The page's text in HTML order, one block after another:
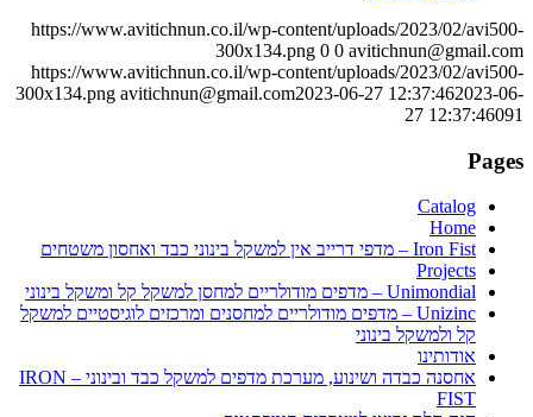
https://www.avitichnun.co.il/wp-content/uploads/2023/02/avi500-
300x134.png 0 0 avitichnun@gmail.com
https://www.avitichnun.co.il/wp-content/uploads/2023/02/avi500-
300x134.png avitichnun@gmail.com2023-06-27 12:37:462023-06-
27 12:37:46091
Pages
Catalog
Home
Iron Fist – מדפי דרייב אין למשקל בינוני כבד ואחסון משטחים
Projects
Unimondial – מדפים מודולריים למחסן למשקל קל ומשקל בינוני
Unizinc – מדפים מודולריים למחסנים ומרכזים לוגיסטיים למשקל
קל ולמשקל בינוני
אודותינו
אחסנה כבדה ושינוע, מערכת מדפים למשקל כבד ובינוני – IRON
FIST